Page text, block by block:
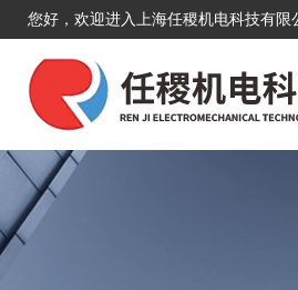
您好，欢迎进入上海任稷机电科技有限